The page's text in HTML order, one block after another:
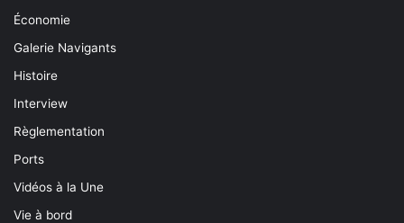
Économie
Galerie Navigants
Histoire
Interview
Règlementation
Ports
Vidéos à la Une
Vie à bord